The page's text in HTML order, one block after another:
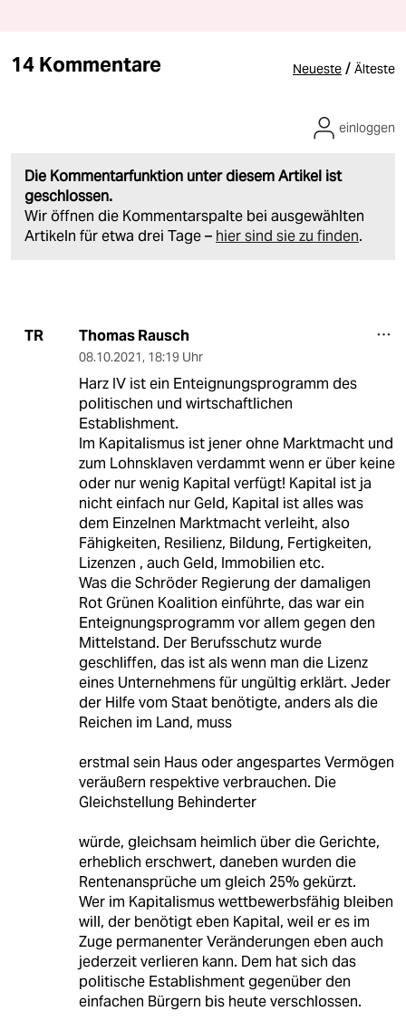
14 Kommentare Neueste / Älteste
Die Kommentarfunktion unter diesem Artikel ist
geschlossen.
Wir öffnen die Kommentarspalte bei ausgewählten
Artikeln für etwa drei Tage – hier sind sie zu finden.
einloggen
TR Thomas Rausch
08.10.2021, 18:19 Uhr
Harz IV ist ein Enteignungsprogramm des
politischen und wirtschaftlichen
Establishment.
Im Kapitalismus ist jener ohne Marktmacht und
zum Lohnsklaven verdammt wenn er über keine
oder nur wenig Kapital verfügt! Kapital ist ja
nicht einfach nur Geld, Kapital ist alles was
dem Einzelnen Marktmacht verleiht, also
Fähigkeiten, Resilienz, Bildung, Fertigkeiten,
Lizenzen , auch Geld, Immobilien etc.
Was die Schröder Regierung der damaligen
Rot Grünen Koalition einführte, das war ein
Enteignungsprogramm vor allem gegen den
Mittelstand. Der Berufsschutz wurde
geschliffen, das ist als wenn man die Lizenz
eines Unternehmens für ungültig erklärt. Jeder
der Hilfe vom Staat benötigte, anders als die
Reichen im Land, muss
erstmal sein Haus oder angespartes Vermögen
veräußern respektive verbrauchen. Die
Gleichstellung Behinderter
würde, gleichsam heimlich über die Gerichte,
erheblich erschwert, daneben wurden die
Rentenansprüche um gleich 25% gekürzt.
Wer im Kapitalismus wettbewerbsfähig bleiben
will, der benötigt eben Kapital, weil er es im
Zuge permanenter Veränderungen eben auch
jederzeit verlieren kann. Dem hat sich das
politische Establishment gegenüber den
einfachen Bürgern bis heute verschlossen.